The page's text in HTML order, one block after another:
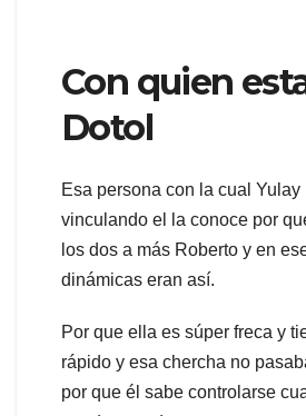
Con quien
Dotol
Esa persona con la cual Yulay
vinculando el la conoce por
los dos a más Roberto y en
dinámicas eran así.
Por que ella es súper freca y
rápido y esa chercha no
por que él sabe controlarse